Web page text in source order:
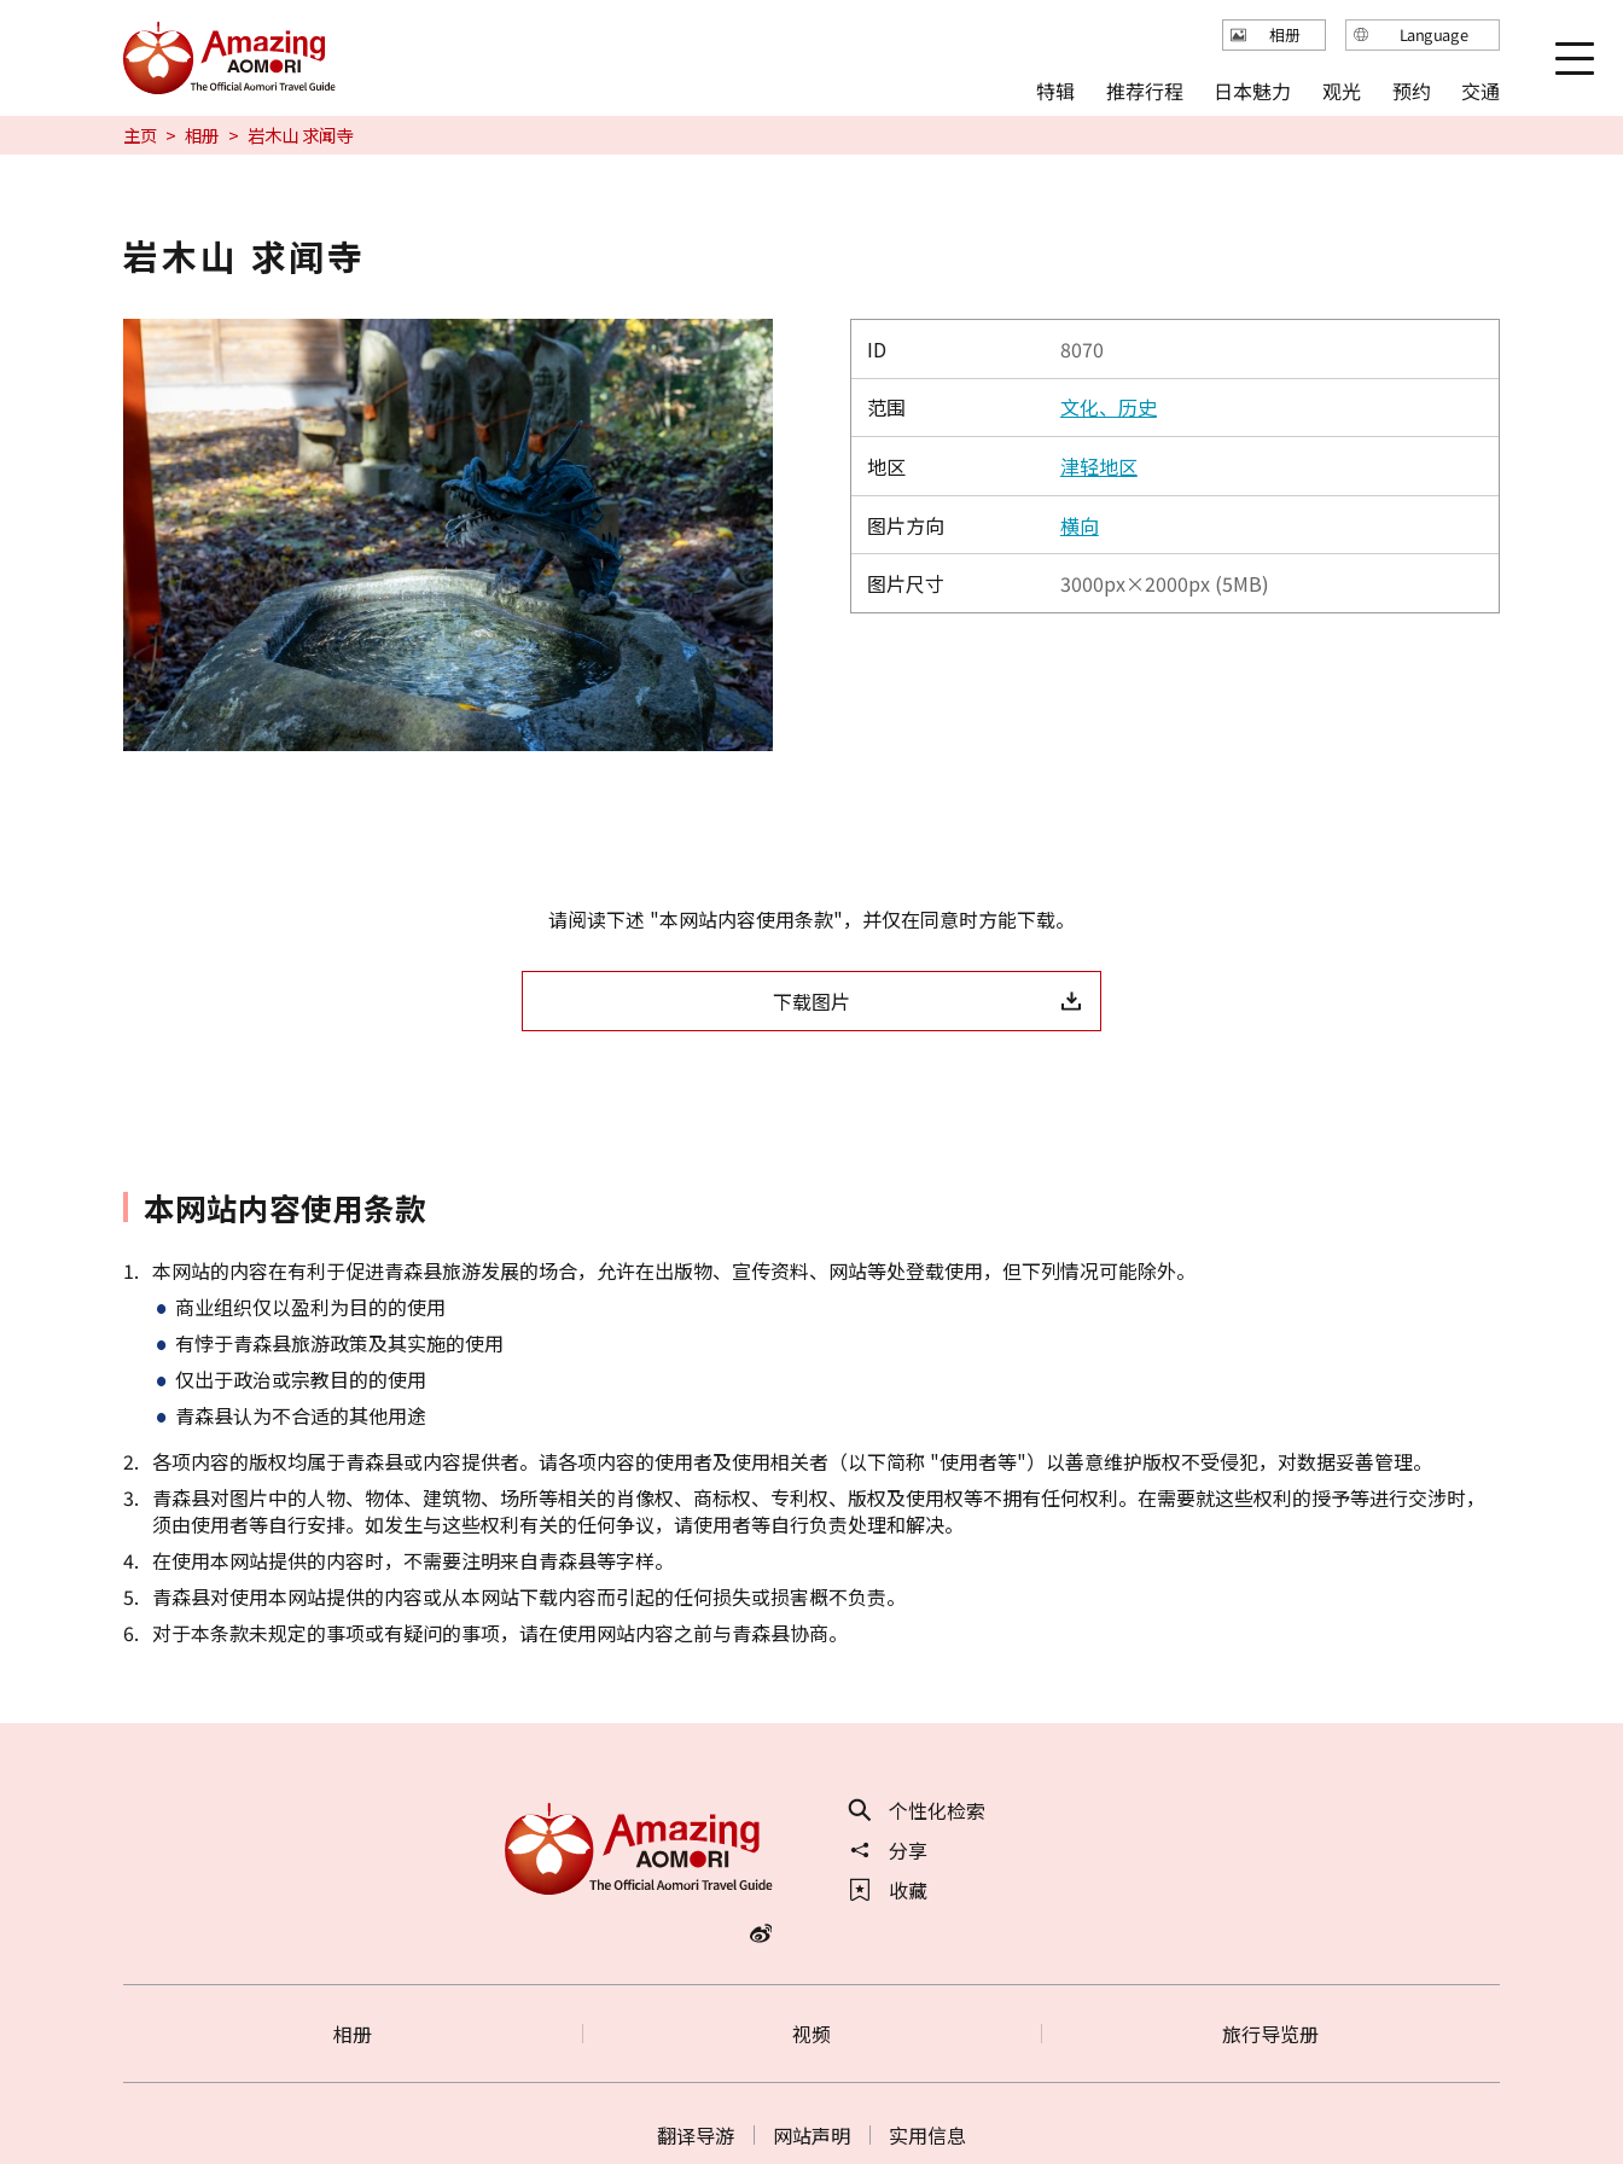
特辑
推荐行程
日本魅力
观光
繁体中文
简体中文
한국어
主页 相册 岩木山 求闻寺
岩木山 求闻寺
ID 8070
范围 文化、历史
地区 津轻地区
图片方向 横向
图片尺寸 3000px×2000px (5MB)
请阅读下述 "本网站内容使用条款"，并仅在同意时方能下载。
下载图片
本网站内容使用条款
本网站的内容在有利于促进青森县旅游发展的场合，允许在出版物、宣传资料、网站等处登载使用，但下列情况可能除外。
商业组织仅以盈利为目的的使用
有悖于青森县旅游政策及其实施的使用
仅出于政治或宗教目的的使用
青森县认为不合适的其他用途
各项内容的版权均属于青森县或内容提供者。请各项内容的使用者及使用相关者（以下简称 "使用者等"）以善意维护版权不受侵犯，对数据妥善管理。
青森县对图片中的人物、物体、建筑物、场所等相关的肖像权、商标权、专利权、版权及使用权等不拥有任何权利。在需要就这些权利的授予等进行交涉时，
须由使用者等自行安排。如发生与这些权利有关的任何争议，请使用者等自行负责处理和解决。
在使用本网站提供的内容时，不需要注明来自青森县等字样。
青森县对使用本网站提供的内容或从本网站下载内容而引起的任何损失或损害概不负责。
对于本条款未规定的事项或有疑问的事项，请在使用网站内容之前与青森县协商。
个性化检索
分享
收藏
相册 视频 旅行导览册
翻译导游 网站声明 实用信息
特辑 推荐行程 日本魅力 观光 预约 交通
相册 Language
English
简体中文